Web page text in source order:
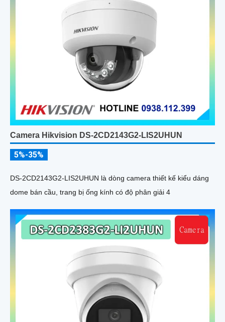
Camera Hikvision DS-2CD2143G2-LIS2UHUN
5%-35%
DS-2CD2143G2-LIS2UHUN là dòng camera thiết kế kiểu dáng
dome bán cầu, trang bị ống kính có độ phân giải 4